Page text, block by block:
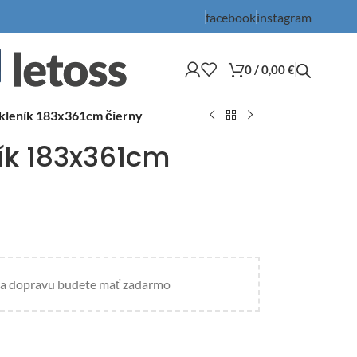
facebookinstagram
0 /0,00€
183x361cm čierny
183x361cm
dopravu budete mať zadarmo